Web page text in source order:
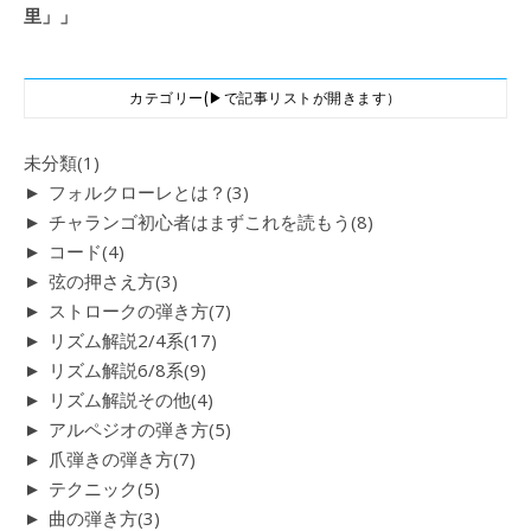
里」」
カテゴリー(▶で記事リストが開きます）
未分類(1)
► フォルクローレとは？ (3)
► チャランゴ初心者はまずこれを読もう (8)
► コード(4)
► 弦の押さえ方(3)
► ストロークの弾き方(7)
► リズム解説2/4系(17)
► リズム解説6/8系(9)
► リズム解説その他(4)
► アルペジオの弾き方(5)
► 爪弾きの弾き方(7)
► テクニック(5)
► 曲の弾き方(3)